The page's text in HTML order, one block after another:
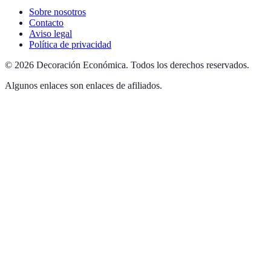
Sobre nosotros
Contacto
Aviso legal
Política de privacidad
© 2026 Decoración Económica. Todos los derechos reservados.
Algunos enlaces son enlaces de afiliados.